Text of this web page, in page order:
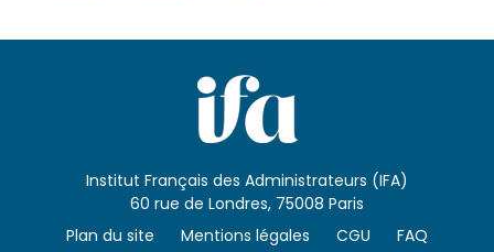
Institut Français des Administrateurs (IFA)
60 rue de Londres, 75008 Paris
Plan du site
Mentions légales CGU FAQ